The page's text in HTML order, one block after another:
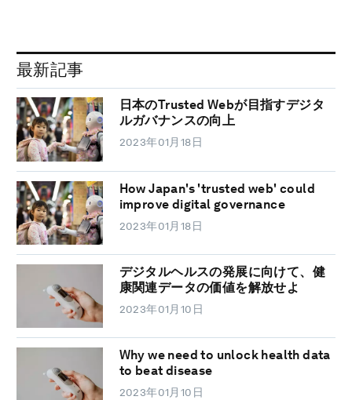
最新記事
日本のTrusted Webが目指すデジタ
ルガバナンスの向上
2023年01月18日
How Japan's 'trusted web' could
improve digital governance
2023年01月18日
デジタルヘルスの発展に向けて、健
康関連データの価値を解放せよ
2023年01月10日
Why we need to unlock health data
to beat disease
2023年01月10日